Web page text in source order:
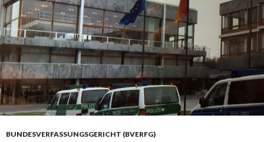
BUNDESVERFASSUNGSGERICHT (BVERFG)